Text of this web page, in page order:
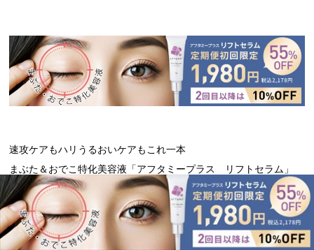
速攻ケアもハリうるおいケアもこれ一本
まぶた＆おでこ特化美容液「アフタミープラス リフトセラム」